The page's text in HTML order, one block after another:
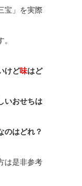
宝」を実際
けど味はど
いおせちは
のはどれ？
は是非参考